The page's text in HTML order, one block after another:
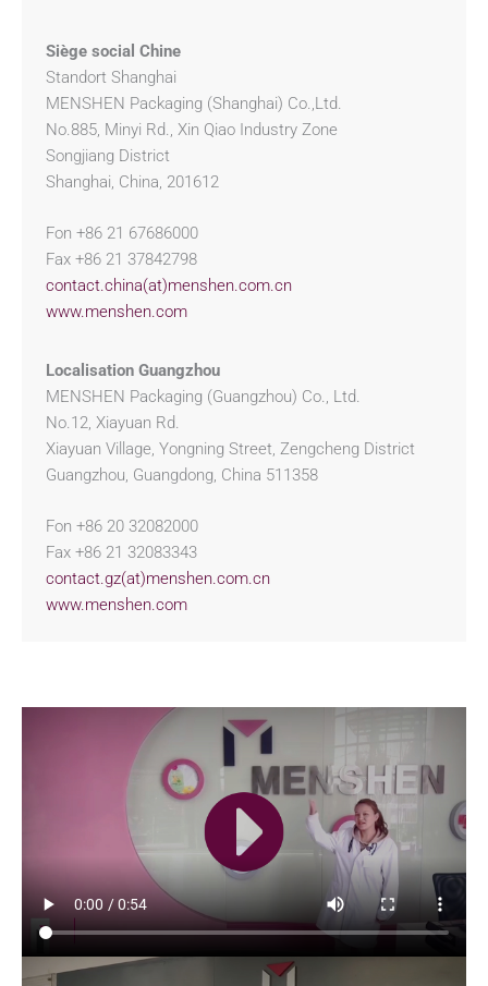
Siège social Chine
Standort Shanghai
MENSHEN Packaging (Shanghai) Co.,Ltd.
No.885, Minyi Rd., Xin Qiao Industry Zone
Songjiang District
Shanghai, China, 201612
Fon +86 21 67686000
Fax +86 21 37842798
contact.china(at)menshen.com.cn
www.menshen.com
Localisation Guangzhou
MENSHEN Packaging (Guangzhou) Co., Ltd.
No.12, Xiayuan Rd.
Xiayuan Village, Yongning Street, Zengcheng District
Guangzhou, Guangdong, China 511358
Fon +86 20 32082000
Fax +86 21 32083343
contact.gz(at)menshen.com.cn
www.menshen.com